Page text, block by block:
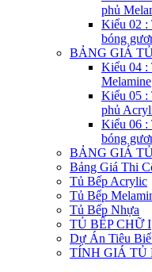
phủ
Kiểu 02 :
bóng
BẢNG GIÁ
Kiểu 04 :
Melamine
Kiểu 05 :
phủ
Kiểu 06 :
bóng
BẢNG GIÁ
Bảng Giá Thi
Tủ Bếp Acrylic
Tủ Bếp
Tủ Bếp Nhựa
TỦ BẾP CHỮ I
Dự Án Tiêu
TÍNH GIÁ TỦ